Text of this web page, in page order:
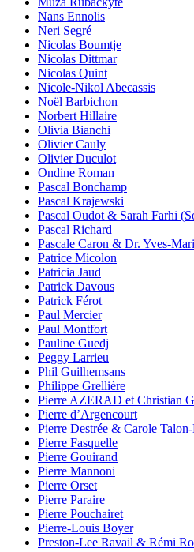
Nans Ennolis
Neri Segré
Nicolas Boumtje
Nicolas Dittmar
Nicolas Quint
Nicole-Nikol Abecassis
Noël Barbichon
Norbert Hillaire
Olivia Bianchi
Olivier Cauly
Olivier Duculot
Ondine Roman
Pascal Bonchamp
Pascal Krajewski
Pascal Oudot & Sarah Farhi
Pascal Richard
Pascale Caron & Dr. Yves-
Patrice Micolon
Patricia Jaud
Patrick Davous
Patrick Férot
Paul Mercier
Paul Montfort
Pauline Guedj
Peggy Larrieu
Phil Guilhemsans
Philippe Grellière
Pierre AZERAD et Christian
Pierre d’Argencourt
Pierre Destrée & Carole
Pierre Fasquelle
Pierre Gouirand
Pierre Mannoni
Pierre Orset
Pierre Paraire
Pierre Pouchairet
Pierre-Louis Boyer
Preston-Lee Ravail & Rémi